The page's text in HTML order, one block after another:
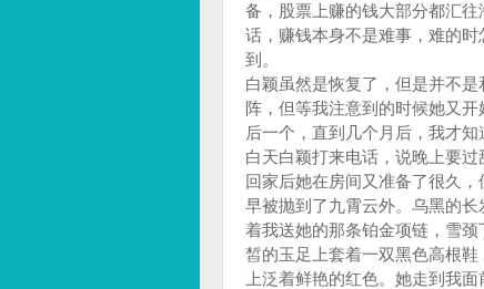
备，股票上赚的钱大部分都汇
话，赚钱本身不是难事，难的
到。
白颖虽然是恢复了，但是并不
阵，但等我注意到的时候她又开
后一个，直到几个月后，我才知
白天白颖打来电话，说晚上要
回家后她在房间又准备了很久
早被抛到了九霄云外。乌黑的
着我送她的那条铂金项链，雪
皙的玉足上套着一双黑色高根
上泛着鲜艳的红色。她走到我